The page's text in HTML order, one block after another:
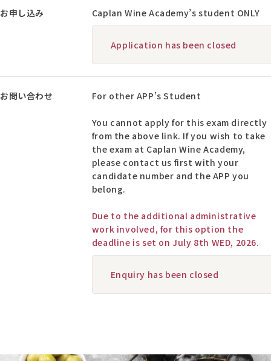
お申し込み Caplan Wine Academy’s student ONLY
Application has been closed
お問い合わせ For other APP’s Student
You cannot apply for this exam directly
from the above link. If you wish to take
the exam at Caplan Wine Academy,
please contact us first with your
candidate number and the APP you
belong.
Due to the additional administrative
work involved, for this option the
deadline is set on July 8th WED, 2026.
Enquiry has been closed